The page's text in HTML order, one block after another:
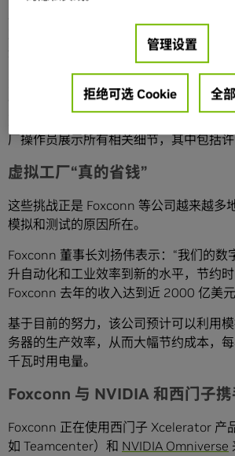
NVIDIA Blackwell HGX 系统
臂的最佳放置位置，每个机械臂都重达
厂操作员展示所有相关细节，其中包括
虚拟工厂“真的省钱”
这些挑战正是 Foxconn 等公司越来越多
模拟和测试的原因所在。
Foxconn 董事长刘扬伟表示：“我们的数
升自动化和工业效率到新的水平，节约时
Foxconn 去年的收入达到近 2000 亿美元
基于目前的努力，该公司预计可以利用
务器的生产效率，从而大幅节约成本，
千瓦时用电量。
Foxconn 与 NVIDIA 和西门子携
Foxconn 正在使用西门子 Xcelerator 产
如 Teamcenter）和 NVIDIA Omniverse
管理设置
拒绝可选 Cookie 全